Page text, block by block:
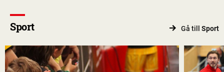
Sport Gå till Sport